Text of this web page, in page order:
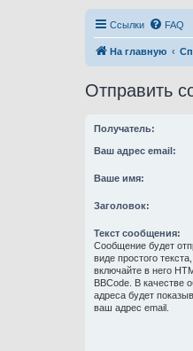
Ссылки FAQ
На главную
Отправить
Получатель:
Ваш адрес email:
Ваше имя:
Заголовок:
Текст сообщения:
Сообщение будет
виде простого
включайте в него
BBCode. В качестве
адреса будет
ваш адрес email.